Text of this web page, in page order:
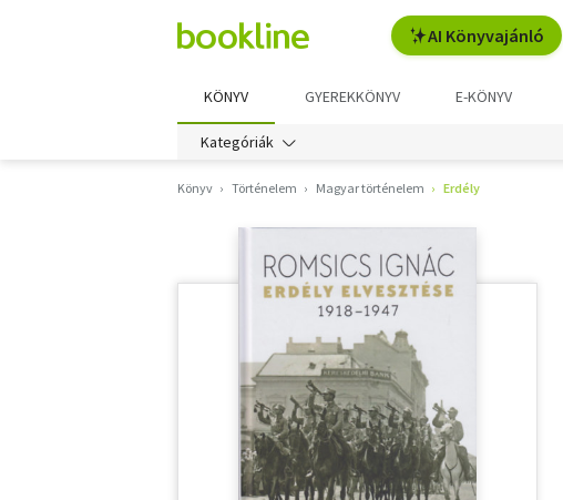
AI Könyvajánló
KÖNYV GYEREKKÖNYV E-KÖNYV
Kategóriák
Könyv Történelem Magyar történelem Erdély